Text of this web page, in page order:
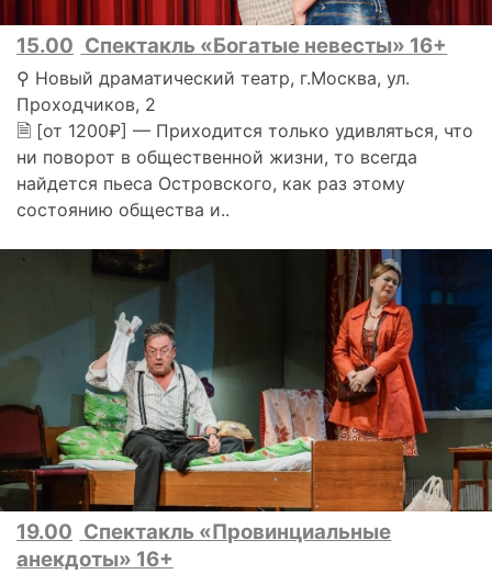
15.00 Спектакль «Богатые невесты» 16+
⚲ Новый драматический театр, г.Москва, ул.
Проходчиков, 2
🗎 [от 1200₽] — Приходится только удивляться, что
ни поворот в общественной жизни, то всегда
найдется пьеса Островского, как раз этому
состоянию общества и..
19.00 Спектакль «Провинциальные
анекдоты» 16+